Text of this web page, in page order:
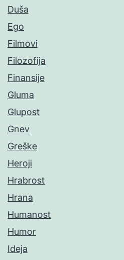
Duša
Ego
Filmovi
Filozofija
Finansije
Gluma
Glupost
Gnev
Greške
Heroji
Hrabrost
Hrana
Humanost
Humor
Ideja